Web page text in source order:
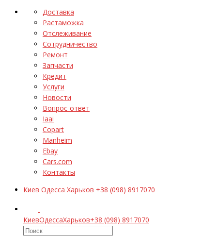
Доставка
Растаможка
Отслеживание
Сотрудничество
Ремонт
Запчасти
Кредит
Услуги
Новости
Вопрос-ответ
Iaai
Copart
Manheim
Ebay
Cars.com
Контакты
Киев Одесса Харьков +38 (098) 8917070
КиевОдессаХарьков+38 (098) 8917070